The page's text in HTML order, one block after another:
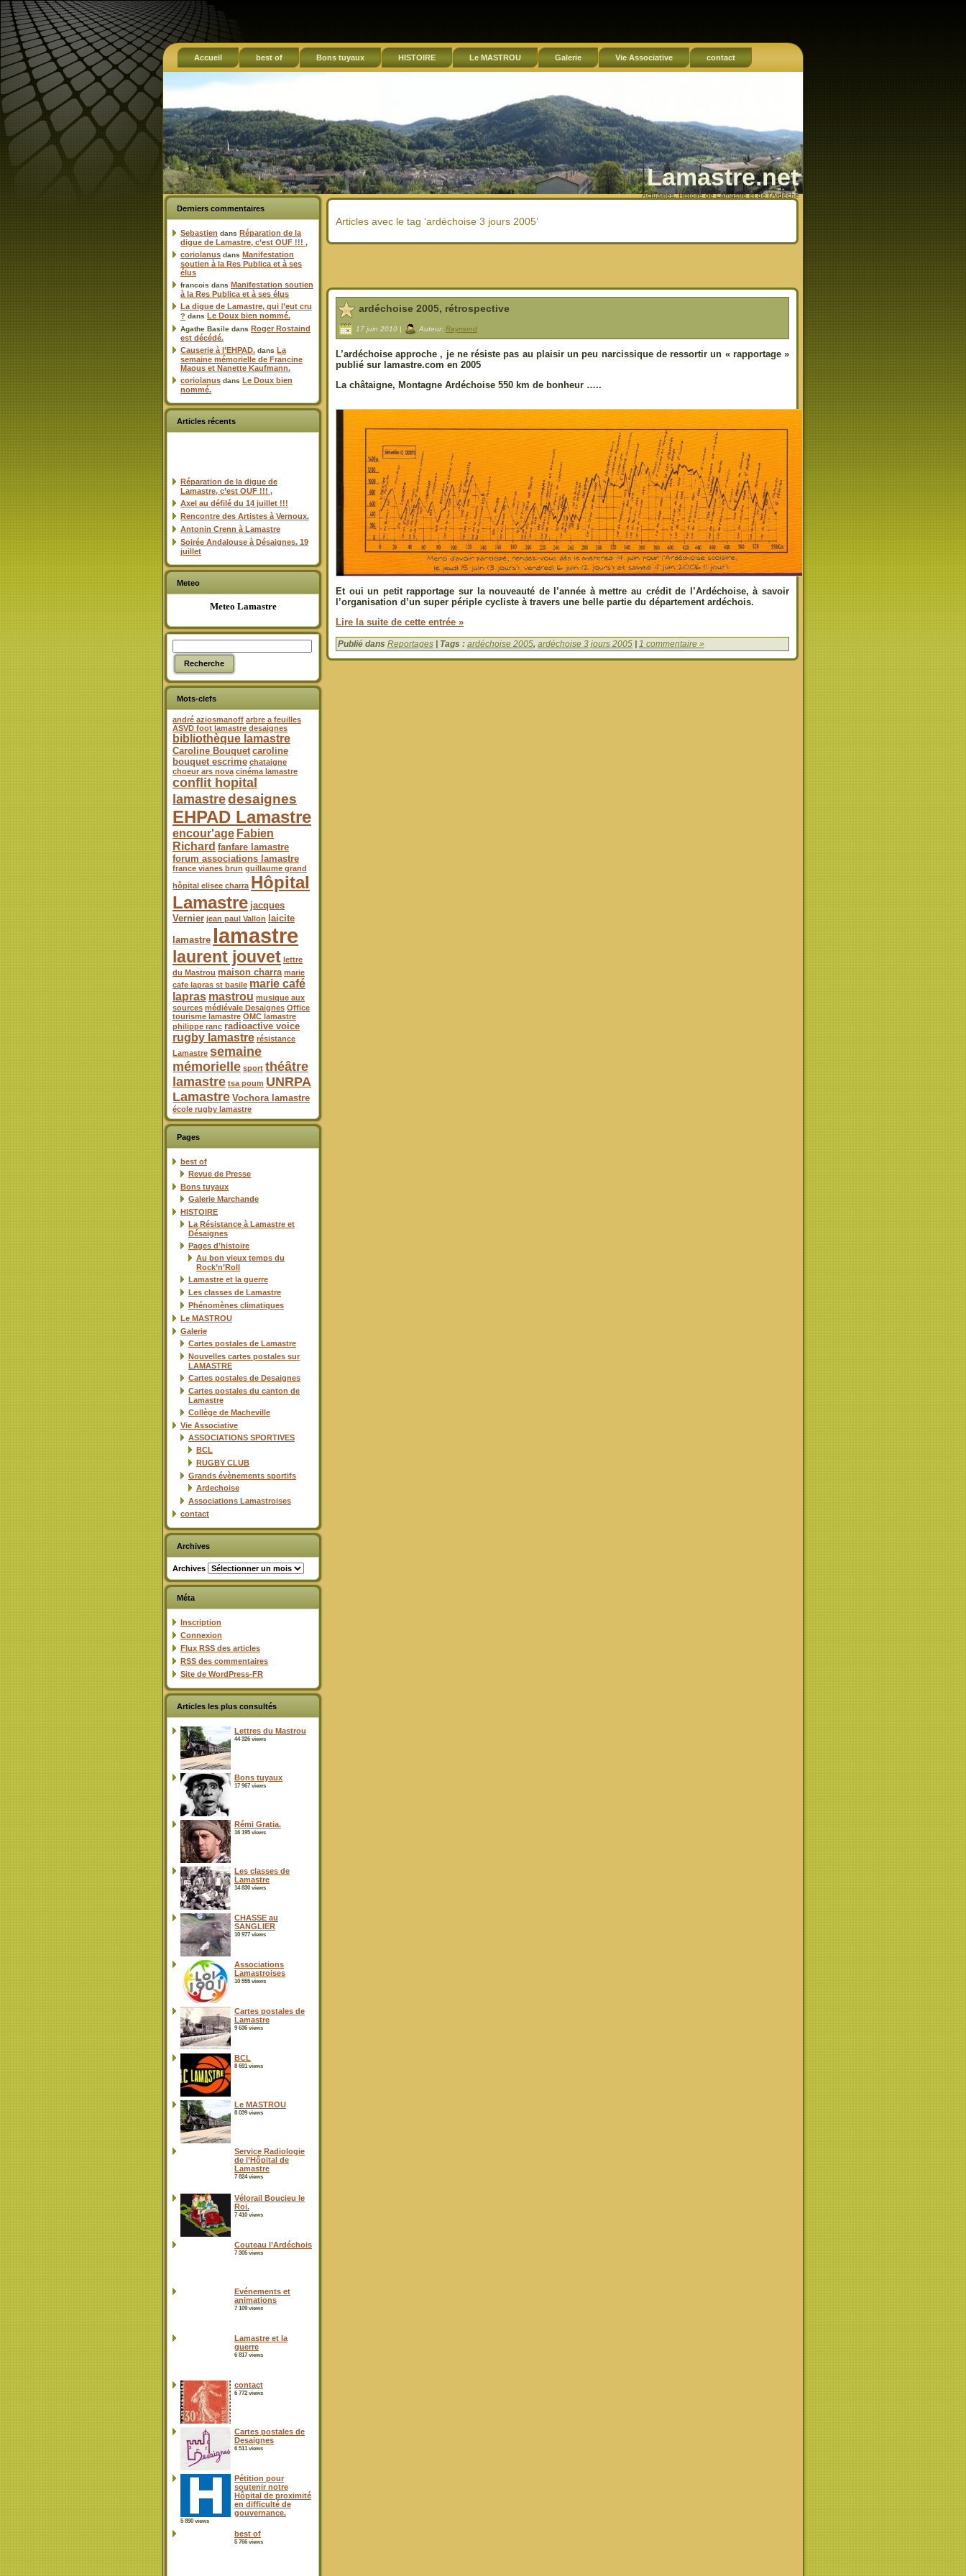
Accueil best of Bons tuyaux HISTOIRE Le MASTROU Galerie Vie Associative contact
Lamastre.net
Actualités, Histoire de Lamastre et de l'Ardèche
Derniers commentaires
Sebastien dans Réparation de la
digue de Lamastre, c’est OUF !!! ,
coriolanus dans Manifestation
soutien à la Res Publica et à ses
élus
francois dans Manifestation soutien
à la Res Publica et à ses élus
La digue de Lamastre, qui l’eut cru
? dans Le Doux bien nommé.
Agathe Basile dans Roger Rostaind
est décédé.
Causerie à l’EHPAD. dans La
semaine mémorielle de Francine
Maous et Nanette Kaufmann.
coriolanus dans Le Doux bien
nommé.
Articles récents
Réparation de la digue de
Lamastre, c’est OUF !!! ,
Axel au défilé du 14 juillet !!!
Rencontre des Artistes à Vernoux.
Antonin Crenn à Lamastre
Soirée Andalouse à Désaignes. 19
juillet
Meteo
Meteo Lamastre
Mots-clefs
andré aziosmanoff arbre a feuilles
ASVD foot lamastre desaignes
bibliothèque lamastre
Caroline Bouquet caroline
bouquet escrime chataigne
choeur ars nova cinéma lamastre
conflit hopital
lamastredesaignes
EHPAD Lamastre
encour'age Fabien
Richard fanfare lamastre
forum associations lamastre
france vianes brun guillaume grand
hôpital elisee charra Hôpital
Lamastre jacques
Vernier jean paul Vallon
laicite
lamastre lamastre
laurent jouvet lettre
du Mastrou maison charra marie
cafe lapras st basile marie café
lapras mastrou musique aux
sources médiévale Desaignes Office
tourisme lamastre OMC lamastre
philippe ranc radioactive voice
rugby lamastre résistance
Lamastre semaine
mémorielle sport théâtre
lamastre tsa poum UNRPA
Lamastre Vochora lamastre
école rugby lamastre
Pages
best of
Revue de Presse
Bons tuyaux
Galerie Marchande
HISTOIRE
La Résistance à Lamastre et
Désaignes
Pages d’histoire
Au bon vieux temps du
Rock’n’Roll
Lamastre et la guerre
Les classes de Lamastre
Phénomènes climatiques
Le MASTROU
Galerie
Cartes postales de Lamastre
Nouvelles cartes postales sur
LAMASTRE
Cartes postales de Desaignes
Cartes postales du canton de
Lamastre
Collège de Macheville
Vie Associative
ASSOCIATIONS SPORTIVES
BCL
RUGBY CLUB
Grands évènements sportifs
Ardechoise
Associations Lamastroises
contact
Archives
Archives
Méta
Inscription
Connexion
Flux RSS des articles
RSS des commentaires
Site de WordPress-FR
Articles les plus consultés
Lettres du Mastrou
44 326 views
Bons tuyaux
17 967 views
Rémi Gratia.
16 195 views
Les classes de
Lamastre
14 830 views
CHASSE au
SANGLIER
10 977 views
Associations
Lamastroises
10 555 views
Cartes postales de
Lamastre
9 636 views
BCL
8 691 views
Le MASTROU
8 039 views
Service Radiologie
de l’Hôpital de
Lamastre
7 824 views
Vélorail Boucieu le
Roi.
7 410 views
Couteau l’Ardéchois
7 305 views
Evénements et
animations
7 109 views
Lamastre et la
guerre
6 817 views
contact
6 772 views
Cartes postales de
Desaignes
6 511 views
Pétition pour
soutenir notre
Hôpital de proximité
en difficulté de
gouvernance.
5 890 views
best of
5 766 views
Articles avec le tag ‘ardéchoise 3 jours 2005’
ardéchoise 2005, rétrospective
17 juin 2010 | Auteur: Raymond
L’ardéchoise approche , je ne résiste pas au plaisir un peu narcissique de ressortir un « rapportage »
publié sur lamastre.com en 2005
La châtaigne, Montagne Ardéchoise 550 km de bonheur …..
Et oui un petit rapportage sur la nouveauté de l’année à mettre au crédit de l’Ardéchoise, à savoir
l’organisation d’un super périple cycliste à travers une belle partie du département ardéchois.
Lire la suite de cette entrée »
Publié dans Reportages | Tags : ardéchoise 2005, ardéchoise 3 jours 2005 | 1 commentaire »